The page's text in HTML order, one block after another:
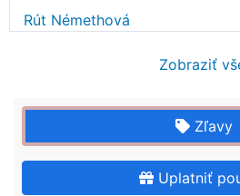
Rút Némethová
Zobraziť
Zľavy
Uplatniť